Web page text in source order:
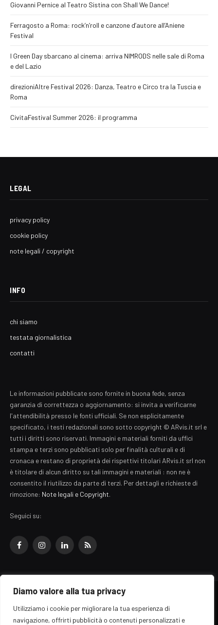
Diamo valore alla tua privacy
Utilizziamo i cookie per migliorare la tua esperienza di
navigazione, offrirti pubblicità o contenuti personalizzati e
Giovanni Pernice al Teatro Sistina con Shall We Dance!
Ferragosto a Roma: rock’n’roll e canzone d’autore all’Aniene
Festival
I Green Day sbarcano al cinema: arriva NIMRODS nelle sale di Roma
e del Lazio
direzioniAltre Festival 2026: Danza, Teatro e Circo tra la Tuscia e
Roma
CivitaFestival Summer 2026: il programma
LEGAL
privacy policy
cookie policy
note legali / copyright
INFO
chi siamo
testata giornalistica
contatti
Le informazioni pubblicate sono fornite in buona fede, senza
garanzia di correttezza o aggiornamento: si invita a verificarne
l'attendibilità presso le fonti ufficiali. Se non esplicitamente
specificato, i testi redazionali sono sotto copyright © ARvis.it srl e
tutti i diritti sono riservati. Immagini e materiali forniti da uffici
stampa e terzi sono pubblicati solo per finalità culturali e di
cronaca e restano di proprietà dei rispettivi titolari ARvis.it srl non
è titolare di alcun diritto su tali immagini e materiali : non ne è
consentito il riutilizzo da parte di terzi. Per dettagli e richieste di
rimozione: Note legali e Copyright.
Seguici su:
FacebookInstagramLinkedInRSS
© 2026 EZ Rome Designed by ARvis.it
Il portale EZ Rome e' una testata giornalistica di carattere generalista